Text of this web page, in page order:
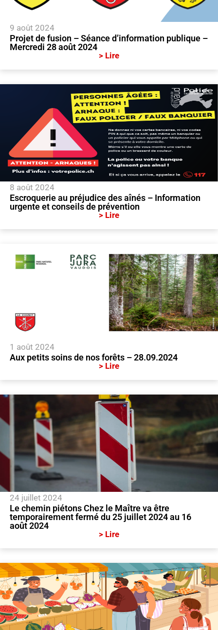
9 août 2024
Projet de fusion – Séance d’information publique –
Mercredi 28 août 2024
> Lire
8 août 2024
Escroquerie au préjudice des aînés – Information
urgente et conseils de prévention
> Lire
1 août 2024
Aux petits soins de nos forêts – 28.09.2024
> Lire
24 juillet 2024
Le chemin piétons Chez le Maître va être
temporairement fermé du 25 juillet 2024 au 16
août 2024
> Lire